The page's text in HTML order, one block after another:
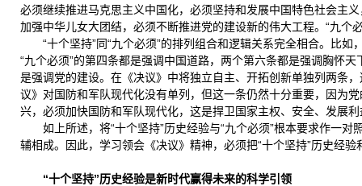
必须继续推进马克思主义中国化，必须坚持和发展中国特色社会主
加强中华儿女大团结，必须不断推进党的建设新的伟大工程。“九个
“十个坚持”同“九个必须”的排列组合和逻辑关系完全相合。比
“九个必须”的第四条都是强调中国道路，两个第六条都是强调胸怀
是强调党的建设。在《决议》中将独立自主、开拓创新单独列两条
议》对国防和军队现代化没有单列，但这一条仍然十分重要，因为
兴，必须加快国防和军队现代化，这是捍卫国家主权、安全、发展
如上所述，将“十个坚持”历史经验与“九个必须”根本要求作一
辅相成。因此，学习领会《决议》精神，必须把“十个坚持”历史经
“十个坚持”历史经验是新时代赢得未来的科学引领